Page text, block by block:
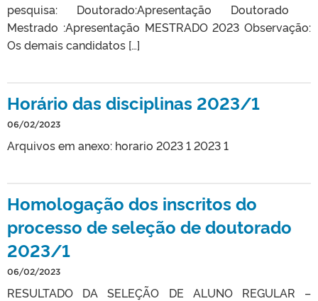
pesquisa: Doutorado:Apresentação Doutorado
Mestrado :Apresentação MESTRADO 2023 Observação:
Os demais candidatos […]
Horário das disciplinas 2023/1
06/02/2023
Arquivos em anexo: horario 2023 1 2023 1
Homologação dos inscritos do
processo de seleção de doutorado
2023/1
06/02/2023
RESULTADO DA SELEÇÃO DE ALUNO REGULAR –